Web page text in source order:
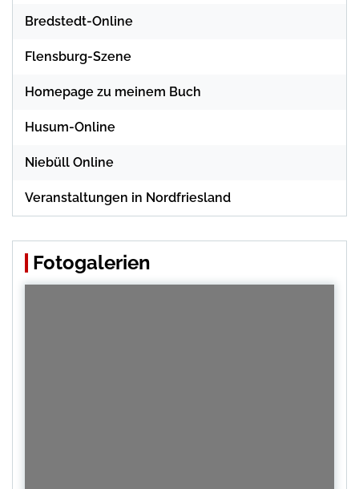
Bredstedt-Online
Flensburg-Szene
Homepage zu meinem Buch
Husum-Online
Niebüll Online
Veranstaltungen in Nordfriesland
Fotogalerien